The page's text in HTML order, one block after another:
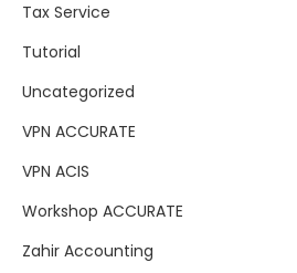
Tax Service
Tutorial
Uncategorized
VPN ACCURATE
VPN ACIS
Workshop ACCURATE
Zahir Accounting